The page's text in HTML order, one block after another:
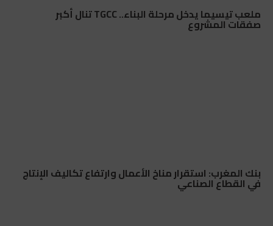
ملعب تيسيما يدخل مرحلة البناء.. TGCC تنال أكبر
صفقات المشروع
بنك المغرب: استقرار مناخ الأعمال وارتفاع تكاليف الإنتاج
في القطاع الصناعي